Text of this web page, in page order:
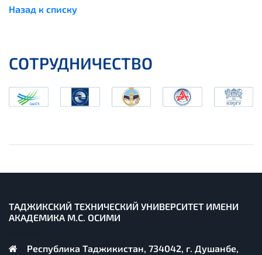
Назад к списку
СОТРУДНИЧЕСТВО
ТАДЖИКСКИЙ ТЕХНИЧЕСКИЙ УНИВЕРСИТЕТ ИМЕНИ
АКАДЕМИКА М.С. ОСИМИ
Республика Таджикистан, 734042, г. Душанбе,